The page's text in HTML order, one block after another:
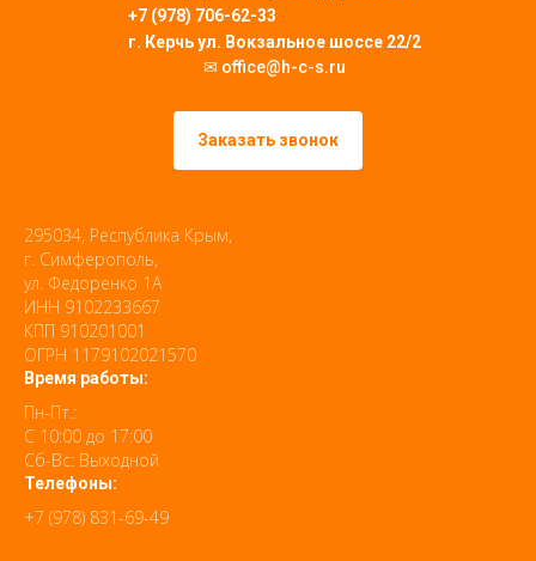
+7 (978) 706-62-33
г. Керчь ул. Вокзальное шоссе 22/2
✉ office@h-c-s.ru
Заказать звонок
295034, Республика Крым,
г. Симферополь,
ул. Федоренко 1А
ИНН 9102233667
КПП 910201001
ОГРН 1179102021570
Время работы:
Пн-Пт.:
С 10:00 до 17:00
Сб-Вс: Выходной
Телефоны:
+7 (978) 831-69-49